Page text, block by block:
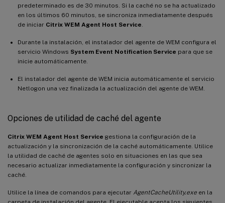
predeterminado es de 30 minutos. Si la caché no se ha actualizado
en los últimos 60 minutos, se sincroniza inmediatamente después
de iniciar Citrix WEM Agent Host Service
Durante la instalación, el instalador del agente de WEM configura el
servicio Windows System Event Notification Service para que se
inicie automáticamente.
El instalador del agente de WEM inicia automáticamente el servicio
Netlogon una vez finalizada la actualización del agente de WEM.
Opciones de utilidad de caché del agente
Citrix WEM Agent Host Service gestiona la configuración de la
actualización y la sincronización de la caché automáticamente. Utilice
la utilidad de caché de agentes solo en situaciones en las que sea
necesario actualizar inmediatamente la configuración y sincronizar la
caché.
Utilice la línea de comandos para ejecutar AgentCacheUtility.exe en la